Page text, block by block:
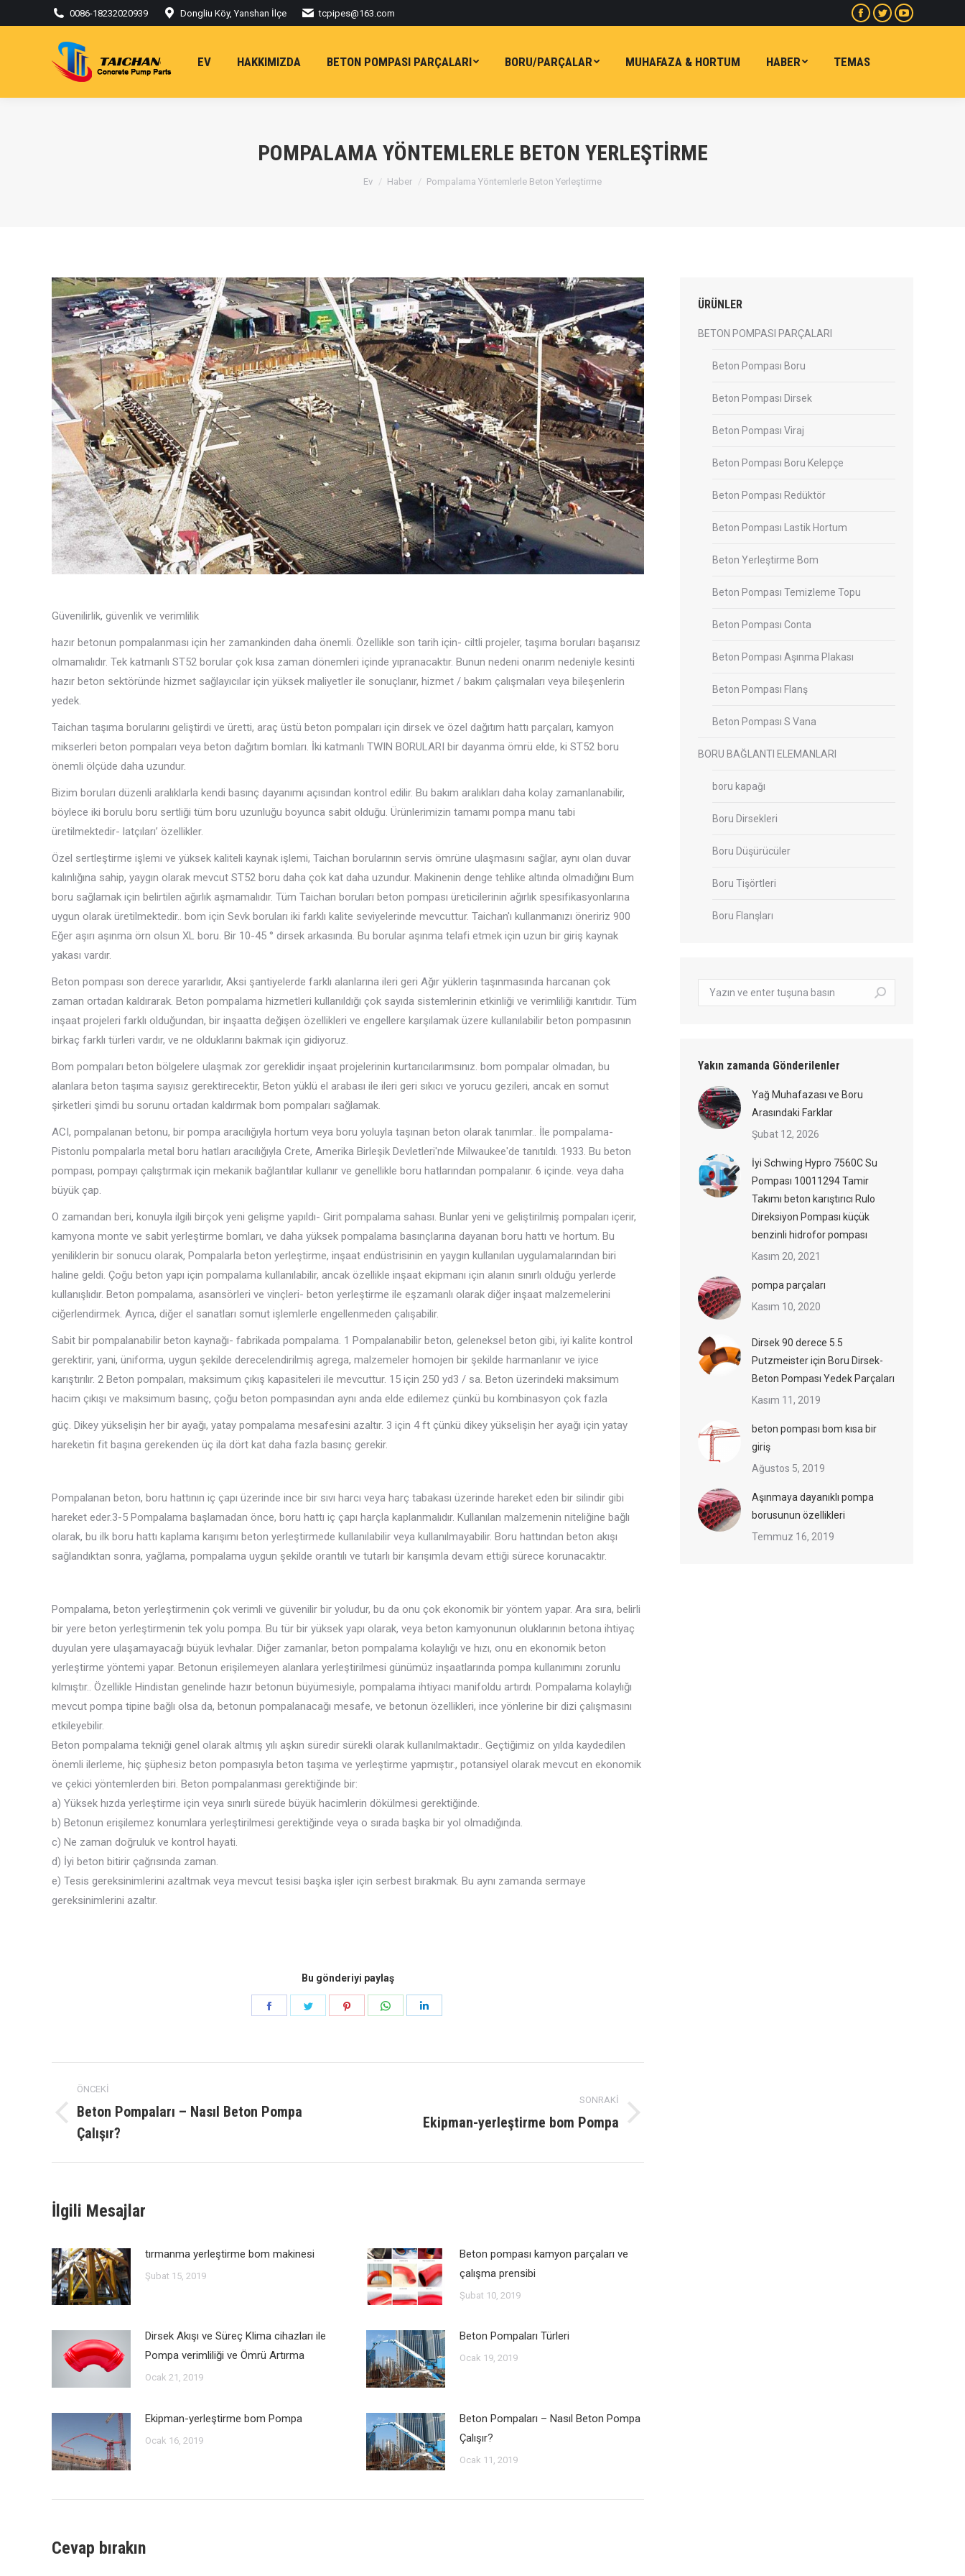
0086-18232020939 Dongliu Köy, Yanshan İlçe tcpipes@163.com
Facebook
yeni
açılır
heyecan
açılır
Youtube
açılır
EV HAKKIMIZDA BETON POMPASI PARÇALARI BORU/PARÇALAR MUHAFAZA & HORTUM HABER TEMAS
POMPALAMA YÖNTEMLERLE BETON YERLEŞTIRME
Buradasınız:
Ev Haber Pompalama Yöntemlerle Beton Yerleştirme
Güvenilirlik, güvenlik ve verimlilik
hazır betonun pompalanması için her zamankinden daha önemli. Özellikle son tarih için- ciltli projeler, taşıma boruları başarısız
olmamalıdır. Tek katmanlı ST52 borular çok kısa zaman dönemleri içinde yıpranacaktır. Bunun nedeni onarım nedeniyle kesinti
hazır beton sektöründe hizmet sağlayıcılar için yüksek maliyetler ile sonuçlanır, hizmet / bakım çalışmaları veya bileşenlerin
yedek.
Taichan taşıma borularını geliştirdi ve üretti, araç üstü beton pompaları için dirsek ve özel dağıtım hattı parçaları, kamyon
mikserleri beton pompaları veya beton dağıtım bomları. İki katmanlı TWIN BORULARI bir dayanma ömrü elde, ki ST52 boru
önemli ölçüde daha uzundur.
Bizim boruları düzenli aralıklarla kendi basınç dayanımı açısından kontrol edilir. Bu bakım aralıkları daha kolay zamanlanabilir,
böylece iki borulu boru sertliği tüm boru uzunluğu boyunca sabit olduğu. Ürünlerimizin tamamı pompa manu tabi
üretilmektedir- latçıları’ özellikler.
Özel sertleştirme işlemi ve yüksek kaliteli kaynak işlemi, Taichan borularının servis ömrüne ulaşmasını sağlar, aynı olan duvar
kalınlığına sahip, yaygın olarak mevcut ST52 boru daha çok kat daha uzundur. Makinenin denge tehlike altında olmadığını Bum
boru sağlamak için belirtilen ağırlık aşmamalıdır. Tüm Taichan boruları beton pompası üreticilerinin ağırlık spesifikasyonlarına
uygun olarak üretilmektedir.. bom için Sevk boruları iki farklı kalite seviyelerinde mevcuttur. Taichan'ı kullanmanızı öneririz 900
Eğer aşırı aşınma örn olsun XL boru. Bir 10-45 ° dirsek arkasında. Bu borular aşınma telafi etmek için uzun bir giriş kaynak
yakası vardır.
Beton pompası son derece yararlıdır, Aksi şantiyelerde farklı alanlarına ileri geri Ağır yüklerin taşınmasında harcanan çok
zaman ortadan kaldırarak. Beton pompalama hizmetleri kullanıldığı çok sayıda sistemlerinin etkinliği ve verimliliği kanıtıdır. Tüm
inşaat projeleri farklı olduğundan, bir inşaatta değişen özellikleri ve engellere karşılamak üzere kullanılabilir beton pompasının
birkaç farklı türleri vardır, ve ne olduklarını bakmak için gidiyoruz.
Bom pompaları beton bölgelere ulaşmak zor gereklidir inşaat projelerinin kurtarıcılarımsınız. bom pompalar olmadan, bu
alanlara beton taşıma sayısız gerektirecektir, Beton yüklü el arabası ile ileri geri sıkıcı ve yorucu gezileri, ancak en somut
şirketleri şimdi bu sorunu ortadan kaldırmak bom pompaları sağlamak.
ACI, pompalanan betonu, bir pompa aracılığıyla hortum veya boru yoluyla taşınan beton olarak tanımlar.. İle pompalama-
Pistonlu pompalarla metal boru hatları aracılığıyla Crete, Amerika Birleşik Devletleri'nde Milwaukee'de tanıtıldı. 1933. Bu beton
pompası, pompayı çalıştırmak için mekanik bağlantılar kullanır ve genellikle boru hatlarından pompalanır. 6 içinde. veya daha
büyük çap.
O zamandan beri, konuyla ilgili birçok yeni gelişme yapıldı- Girit pompalama sahası. Bunlar yeni ve geliştirilmiş pompaları içerir,
kamyona monte ve sabit yerleştirme bomları, ve daha yüksek pompalama basınçlarına dayanan boru hattı ve hortum. Bu
yeniliklerin bir sonucu olarak, Pompalarla beton yerleştirme, inşaat endüstrisinin en yaygın kullanılan uygulamalarından biri
haline geldi. Çoğu beton yapı için pompalama kullanılabilir, ancak özellikle inşaat ekipmanı için alanın sınırlı olduğu yerlerde
kullanışlıdır. Beton pompalama, asansörleri ve vinçleri- beton yerleştirme ile eşzamanlı olarak diğer inşaat malzemelerini
ciğerlendirmek. Ayrıca, diğer el sanatları somut işlemlerle engellenmeden çalışabilir.
Sabit bir pompalanabilir beton kaynağı- fabrikada pompalama. 1 Pompalanabilir beton, geleneksel beton gibi, iyi kalite kontrol
gerektirir, yani, üniforma, uygun şekilde derecelendirilmiş agrega, malzemeler homojen bir şekilde harmanlanır ve iyice
karıştırılır. 2 Beton pompaları, maksimum çıkış kapasiteleri ile mevcuttur. 15 için 250 yd3 / sa. Beton üzerindeki maksimum
hacim çıkışı ve maksimum basınç, çoğu beton pompasından aynı anda elde edilemez çünkü bu kombinasyon çok fazla
güç. Dikey yükselişin her bir ayağı, yatay pompalama mesafesini azaltır. 3 için 4 ft çünkü dikey yükselişin her ayağı için yatay
hareketin fit başına gerekenden üç ila dört kat daha fazla basınç gerekir.
Pompalanan beton, boru hattının iç çapı üzerinde ince bir sıvı harcı veya harç tabakası üzerinde hareket eden bir silindir gibi
hareket eder.3-5 Pompalama başlamadan önce, boru hattı iç çapı harçla kaplanmalıdır. Kullanılan malzemenin niteliğine bağlı
olarak, bu ilk boru hattı kaplama karışımı beton yerleştirmede kullanılabilir veya kullanılmayabilir. Boru hattından beton akışı
sağlandıktan sonra, yağlama, pompalama uygun şekilde orantılı ve tutarlı bir karışımla devam ettiği sürece korunacaktır.
Pompalama, beton yerleştirmenin çok verimli ve güvenilir bir yoludur, bu da onu çok ekonomik bir yöntem yapar. Ara sıra, belirli
bir yere beton yerleştirmenin tek yolu pompa. Bu tür bir yüksek yapı olarak, veya beton kamyonunun oluklarının betona ihtiyaç
duyulan yere ulaşamayacağı büyük levhalar. Diğer zamanlar, beton pompalama kolaylığı ve hızı, onu en ekonomik beton
yerleştirme yöntemi yapar. Betonun erişilemeyen alanlara yerleştirilmesi günümüz inşaatlarında pompa kullanımını zorunlu
kılmıştır.. Özellikle Hindistan genelinde hazır betonun büyümesiyle, pompalama ihtiyacı manifoldu artırdı. Pompalama kolaylığı
mevcut pompa tipine bağlı olsa da, betonun pompalanacağı mesafe, ve betonun özellikleri, ince yönlerine bir dizi çalışmasını
etkileyebilir.
Beton pompalama tekniği genel olarak altmış yılı aşkın süredir sürekli olarak kullanılmaktadır.. Geçtiğimiz on yılda kaydedilen
önemli ilerleme, hiç şüphesiz beton pompasıyla beton taşıma ve yerleştirme yapmıştır., potansiyel olarak mevcut en ekonomik
ve çekici yöntemlerden biri. Beton pompalanması gerektiğinde bir:
a) Yüksek hızda yerleştirme için veya sınırlı sürede büyük hacimlerin dökülmesi gerektiğinde.
b) Betonun erişilemez konumlara yerleştirilmesi gerektiğinde veya o sırada başka bir yol olmadığında.
c) Ne zaman doğruluk ve kontrol hayati.
d) İyi beton bitirir çağrısında zaman.
e) Tesis gereksinimlerini azaltmak veya mevcut tesisi başka işler için serbest bırakmak. Bu aynı zamanda sermaye
gereksinimlerini azaltır.
Bu gönderiyi paylaş
Paylaş Paylaş
Paylaş Paylaş
navigasyon
gönderisi
ÖNCEKI
Önceki
yazı:
Beton Pompaları – Nasıl Beton Pompa
Çalışır?
SONRAKI
Ekipman-yerleştirme bom Pompa
İlgili Mesajlar
tırmanma yerleştirme bom makinesi
Şubat 15, 2019
Beton pompası kamyon parçaları ve
çalışma prensibi
Şubat 10, 2019
Dirsek Akışı ve Süreç Klima cihazları ile
Pompa verimliliği ve Ömrü Artırma
Ocak 21, 2019
Beton Pompaları Türleri
Ocak 19, 2019
Ekipman-yerleştirme bom Pompa
Ocak 16, 2019
Beton Pompaları – Nasıl Beton Pompa
Çalışır?
Ocak 11, 2019
Cevap bırakın
ÜRÜNLER
BETON POMPASI PARÇALARI
Beton Pompası Boru
Beton Pompası Dirsek
Beton Pompası Viraj
Beton Pompası Boru Kelepçe
Beton Pompası Redüktör
Beton Pompası Lastik Hortum
Beton Yerleştirme Bom
Beton Pompası Temizleme Topu
Beton Pompası Conta
Beton Pompası Aşınma Plakası
Beton Pompası Flanş
Beton Pompası S Vana
BORU BAĞLANTI ELEMANLARI
boru kapağı
Boru Dirsekleri
Boru Düşürücüler
Boru Tişörtleri
Boru Flanşları
Arama:
Yakın zamanda Gönderilenler
Yağ Muhafazası ve Boru
Arasındaki Farklar
Şubat 12, 2026
İyi Schwing Hypro 7560C Su
Pompası 10011294 Tamir
Takımı beton karıştırıcı Rulo
Direksiyon Pompası küçük
benzinli hidrofor pompası
Kasım 20, 2021
pompa parçaları
Kasım 10, 2020
Dirsek 90 derece 5.5
Putzmeister için Boru Dirsek-
Beton Pompası Yedek Parçaları
Kasım 11, 2019
beton pompası bom kısa bir
giriş
Ağustos 5, 2019
Aşınmaya dayanıklı pompa
borusunun özellikleri
Temmuz 16, 2019